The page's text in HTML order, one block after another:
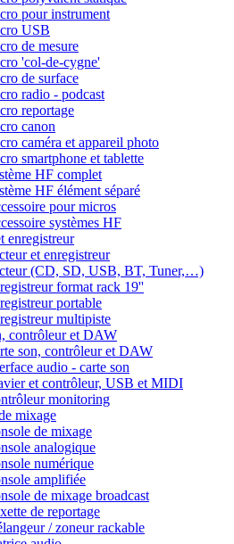
pour instrument
USB
de mesure
'col-de-cygne'
de surface
radio - podcast
reportage
canon
caméra et appareil photo
smartphone et tablette
HF complet
HF élément séparé
pour micros
systèmes HF
enregistreur
et enregistreur
(CD, SD, USB, BT, Tuner,…)
format rack 19''
portable
multipiste
contrôleur et DAW
son, contrôleur et DAW
audio - carte son
et contrôleur, USB et MIDI
monitoring
mixage
de mixage
analogique
numérique
amplifiée
de mixage broadcast
de reportage
/ zoneur rackable